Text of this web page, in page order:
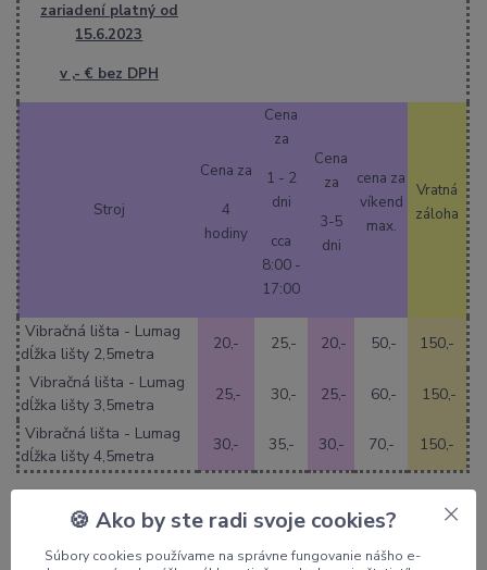
zariadení platný od
15.6.2023
v ,- € bez DPH
Stroj
Cena za
4
hodiny
Cena
za
1 - 2
dni
cca
8:00 -
17:00
Cena
za
3-5
dni
cena za
víkend
max.
Vratná
záloha
Vibračná lišta - Lumag
dĺžka lišty 2,5metra
20,- 25,- 20,- 50,-
150,-
Vibračná lišta - Lumag
dĺžka lišty 3,5metra
25,- 30,- 25,- 60,-
150,-
Vibračná lišta - Lumag
dĺžka lišty 4,5metra
30,- 35,- 30,- 70,- 150,-
Tovar zaradený v kategóriách
🍪 Ako by ste radi svoje cookies?
Súbory cookies používame na správne fungovanie nášho e-